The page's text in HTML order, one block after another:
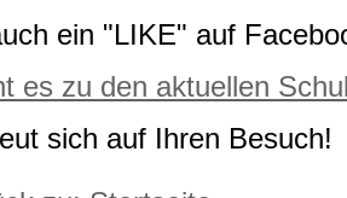
ein "LIKE" auf
es zu den aktuellen
sich auf Ihren Besuch!